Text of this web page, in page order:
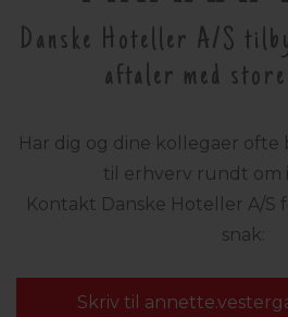
Danske Hoteller A/S
aftaler med
Har dig og dine kollegaer
til erhverv rundt om
Kontakt Danske Hoteller A/
snak:
Skriv til